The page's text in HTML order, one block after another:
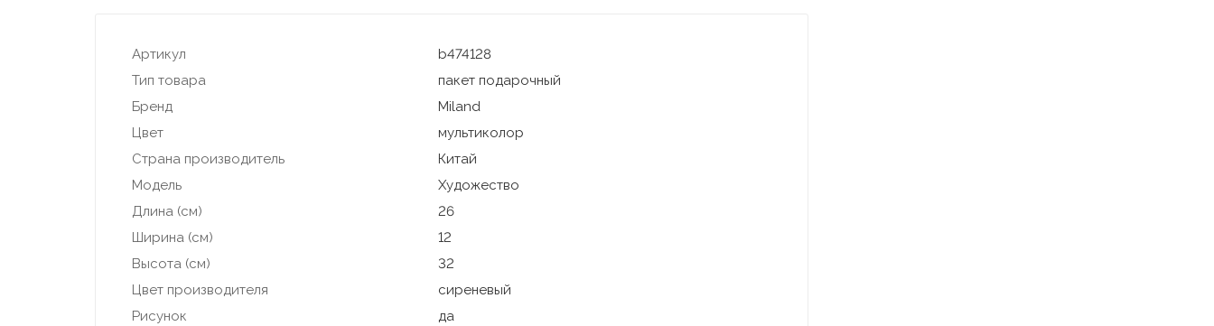
Артикул
b474128
Тип товара
пакет подарочный
Бренд
Miland
Цвет
мультиколор
Страна производитель
Китай
Модель
Художество
Длина (см)
26
Ширина (см)
12
Высота (см)
32
Цвет производителя
сиреневый
Рисунок
да